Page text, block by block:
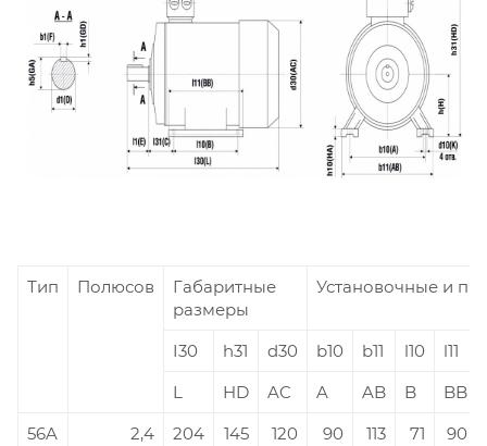
Тип Полюсов
Габаритные
размеры
Установочные и
I30 h31 d30 b10 b11 l10 l11
L
HD AC A AB B BB
56A
2,4 204 145 120 90 113 71 90